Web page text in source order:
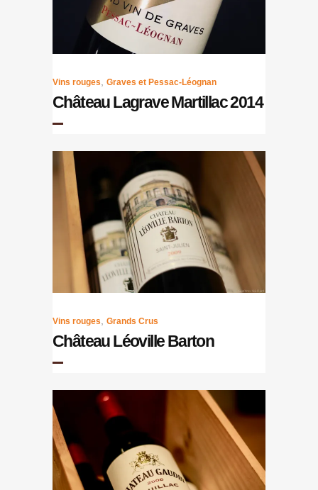
Vins rouges Graves et Pessac-Léognan
Château Lagrave Martillac 2014
Vins rouges Grands Crus
Château Léoville Barton